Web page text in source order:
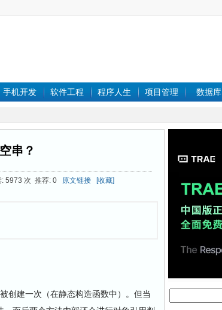
手机开发 软件工程 程序人生 项目管理 数据库
串？
: 5973 次 推荐: 0 原文链接 [收藏]
建一次（在静态构造函数中）。但当